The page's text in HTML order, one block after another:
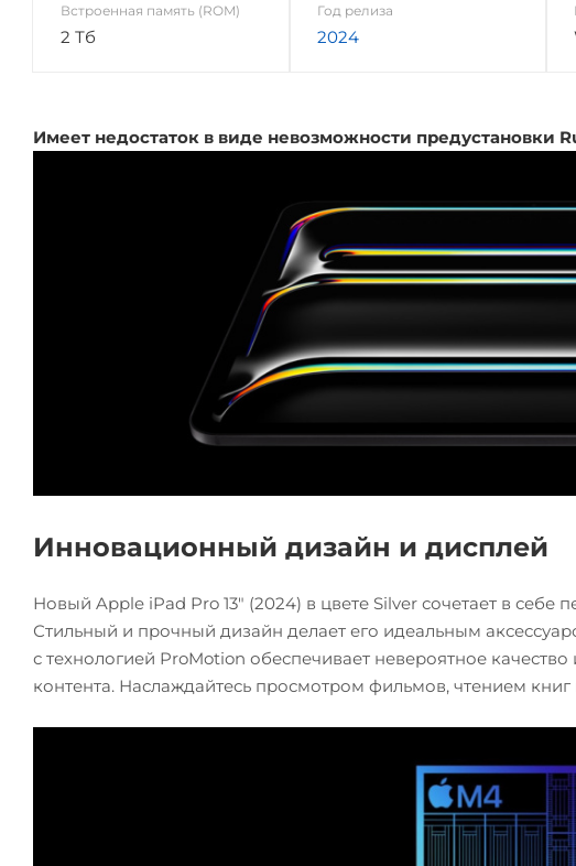
Имеет недостаток в виде невозможности предустановки
Инновационный дизайн и дисплей
Новый Apple iPad Pro 13" (2024) в цвете Silver сочетает в
Стильный и прочный дизайн делает его идеальным
с технологией ProMotion обеспечивает невероятное
контента. Наслаждайтесь просмотром фильмов, чтением книг
Встроенная память (ROM)
2 Тб
Год релиза
2024